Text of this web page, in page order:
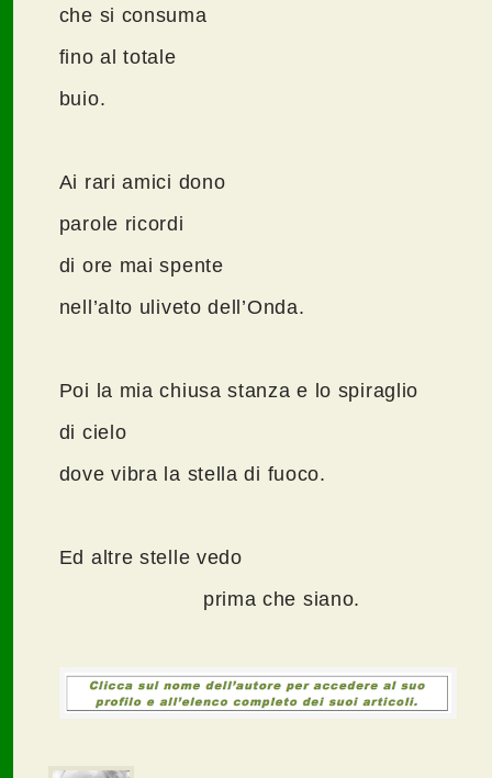
che si consuma
fino al totale
buio.
Ai rari amici dono
parole ricordi
di ore mai spente
nell’alto uliveto dell’Onda.
Poi la mia chiusa stanza e lo spiraglio
di cielo
dove vibra la stella di fuoco.
Ed altre stelle vedo
prima che siano.